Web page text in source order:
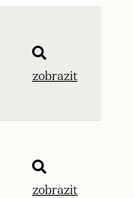
zobrazit
zobrazit